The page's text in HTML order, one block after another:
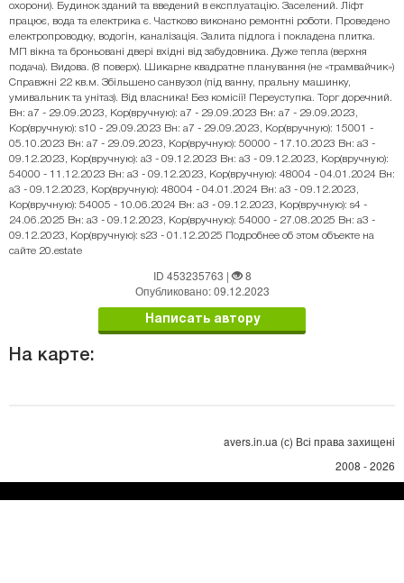
охорони). Будинок зданий та введений в експлуатацію. Заселений. Ліфт
працює, вода та електрика є. Частково виконано ремонтні роботи. Проведено
електропроводку, водогін, каналізація. Залита підлога і покладена плитка.
МП вікна та броньовані двері вхідні від забудовника. Дуже тепла (верхня
подача). Видова. (8 поверх). Шикарне квадратне планування (не «трамвайчик»)
Справжні 22 кв.м. Збільшено санвузол (під ванну, пральну машинку,
умивальник та унітаз). Від власника! Без комісії! Переуступка. Торг доречний.
Вн: a7 - 29.09.2023, Кор(вручную): a7 - 29.09.2023 Вн: a7 - 29.09.2023,
Кор(вручную): s10 - 29.09.2023 Вн: a7 - 29.09.2023, Кор(вручную): 15001 -
05.10.2023 Вн: a7 - 29.09.2023, Кор(вручную): 50000 - 17.10.2023 Вн: a3 -
09.12.2023, Кор(вручную): a3 - 09.12.2023 Вн: a3 - 09.12.2023, Кор(вручную):
54000 - 11.12.2023 Вн: a3 - 09.12.2023, Кор(вручную): 48004 - 04.01.2024 Вн:
a3 - 09.12.2023, Кор(вручную): 48004 - 04.01.2024 Вн: a3 - 09.12.2023,
Кор(вручную): 54005 - 10.06.2024 Вн: a3 - 09.12.2023, Кор(вручную): s4 -
24.06.2025 Вн: a3 - 09.12.2023, Кор(вручную): 54000 - 27.08.2025 Вн: a3 -
09.12.2023, Кор(вручную): s23 - 01.12.2025 Подробнее об этом объекте на
сайте 20.estate
ID 453235763 |
8
Опубликовано: 09.12.2023
Написать автору
На карте:
avers.in.ua (с) Всі права захищені
2008 - 2026